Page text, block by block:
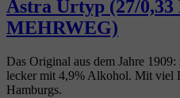
Astra Urtyp (27/
MEHRWEG)
Das Original aus dem Jahre
lecker mit 4,9% Alkohol. Mit viel
Hamburgs.